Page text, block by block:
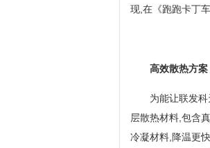
现,在《跑跑卡丁
高效散热方
为能让联发
层散热材料,包含
冷凝材料,降温更